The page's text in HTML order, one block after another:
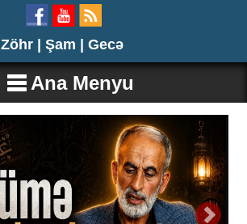
Zöhr | Şam | Gecə
Ana Menyu